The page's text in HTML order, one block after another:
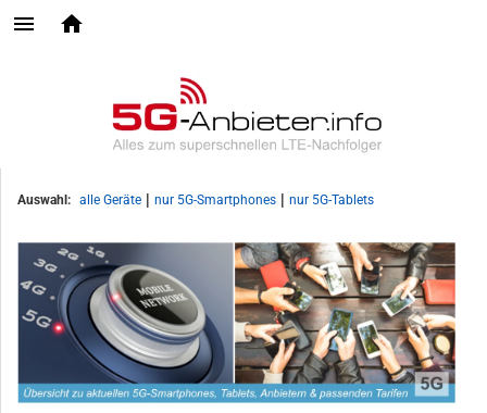
Auswahl: alle Geräte | nur 5G-Smartphones | nur 5G-Tablets